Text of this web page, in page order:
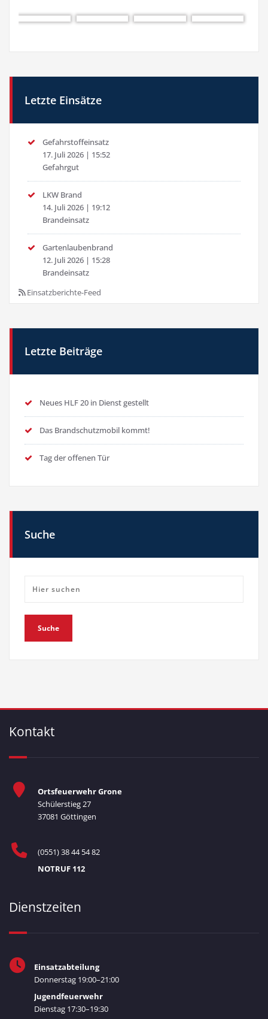
Letzte Einsätze
Gefahrstoffeinsatz
17. Juli 2026 | 15:52
Gefahrgut
LKW Brand
14. Juli 2026 | 19:12
Brandeinsatz
Gartenlaubenbrand
12. Juli 2026 | 15:28
Brandeinsatz
Einsatzberichte-Feed
Letzte Beiträge
Neues HLF 20 in Dienst gestellt
Das Brandschutzmobil kommt!
Tag der offenen Tür
Suche
Kontakt
Ortsfeuerwehr Grone
Schülerstieg 27
37081 Göttingen
(0551) 38 44 54 82
NOTRUF 112
Dienstzeiten
Einsatzabteilung
Donnerstag 19:00–21:00
Jugendfeuerwehr
Dienstag 17:30–19:30